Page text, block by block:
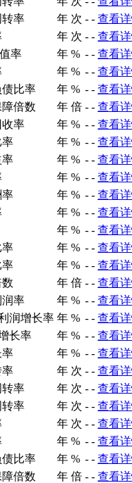
转率
年 次 - - 查看
年 次 - - 查看
率
年 % - - 查看
年 % - - 查看
比率
年 % - - 查看
倍数
年 倍 - - 查看
收率
年 % - - 查看
率
年 % - - 查看
率
年 % - - 查看
年 % - - 查看
率
年 % - - 查看
年 % - - 查看
年 % - - 查看
率
年 % - - 查看
率
年 % - - 查看
年 倍 - - 查看
润率
年 % - - 查看
润增长率 年 % - - 查看
长率
年 % - - 查看
率
年 % - - 查看
率
年 次 - - 查看
转率
年 次 - - 查看
转率
年 次 - - 查看
年 次 - - 查看
年 % - - 查看
比率
年 % - - 查看
倍数
年 倍 - - 查看